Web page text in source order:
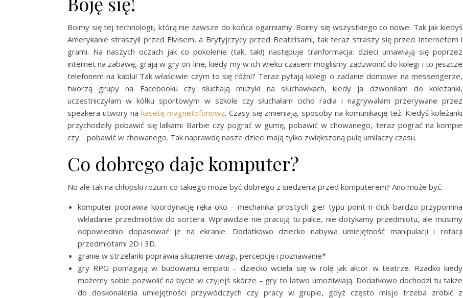
Boimy się tej technologii, którą nie zawsze do końca ogarniamy. Boimy się wszystkiego co nowe. Tak jak kiedyś
Amerykanie straszyli przed Elvisem, a Brytyjczycy przed Beatelsami, tak teraz straszy się przed Internetem i
grami. Na naszych oczach jak co pokolenie (tak, tak!) następuje tranformacja: dzieci umawiają się poprzez
internet na zabawę, grają w gry on-line, kiedy my w ich wieku czasem mogliśmy zadzwonić do kolegi i to jeszcze
telefonem na kablu! Tak właściwie czym to się różni? Teraz pytają kolegi o zadanie domowe na messengerze,
tworzą grupy na Facebooku czy słuchają muzyki na słuchawkach, kiedy ja dzwoniłam do koleżanki,
uczestniczyłam w kółku sportowym w szkole czy słuchałam cicho radia i nagrywałam przerywane przez
speakera utwory na kasetę magnetofonową. Czasy się zmieniają, sposoby na komunikację też. Kiedyś koleżanki
przychodziły pobawić się lalkami Barbie czy pograć w gumę, pobawić w chowanego, teraz pograć na kompie
czy… pobawić w chowanego. Tak naprawdę nasze dzieci mają tylko zwiększoną pulę umilaczy czasu.
Co dobrego daje komputer?
No ale tak na chłopski rozum co takiego może być dobrego z siedzenia przed komputerem? Ano może być:
komputer poprawia koordynację ręka-oko – mechanika prostych gier typu point-n-click bardzo przypomina
wkładanie przedmiotów do sortera. Wprawdzie nie pracują tu palce, nie dotykamy przedmiotu, ale musimy
odpowiednio dopasować je na ekranie. Dodatkowo dziecko nabywa umiejętność manipulacji i rotacji
przedmiotami 2D i 3D.
granie w strzelanki poprawia skupienie uwagi, percepcję i poznawanie*
gry RPG pomagają w budowaniu empatii – dziecko wciela się w rolę jak aktor w teatrze. Rzadko kiedy
możemy sobie pozwolić na bycie w czyjejś skórze – gry to łatwo umożliwiają. Dodatkowo dochodzi tu także
do doskonalenia umiejętności przywódczych czy pracy w grupie, gdyż często misje trzeba zrobić z